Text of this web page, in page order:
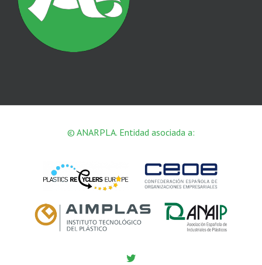
© ANARPLA. Entidad asociada a:
Twitter